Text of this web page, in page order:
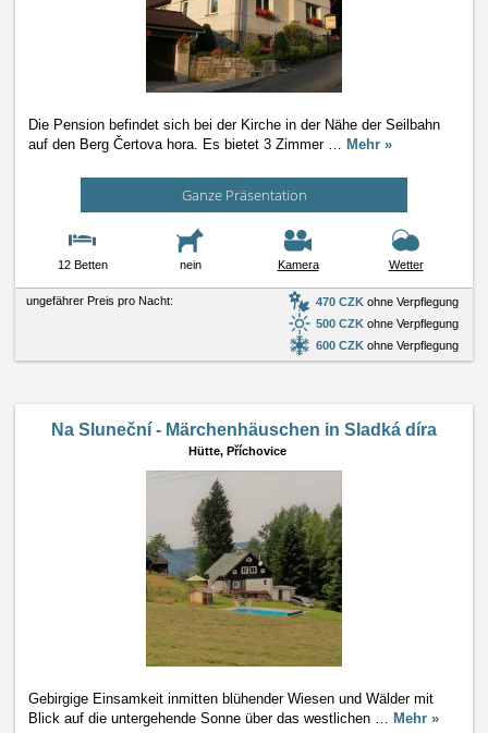
Die Pension befindet sich bei der Kirche in der Nähe der Seilbahn
auf den Berg Čertova hora. Es bietet 3 Zimmer … Mehr »
Ganze Präsentation
12 Betten nein Kamera Wetter
ungefährer Preis pro Nacht: 470 CZK ohne Verpflegung
500 CZK ohne Verpflegung
600 CZK ohne Verpflegung
Na Sluneční - Märchenhäuschen in Sladká díra
Hütte, Příchovice
Gebirgige Einsamkeit inmitten blühender Wiesen und Wälder mit
Blick auf die untergehende Sonne über das westlichen … Mehr »